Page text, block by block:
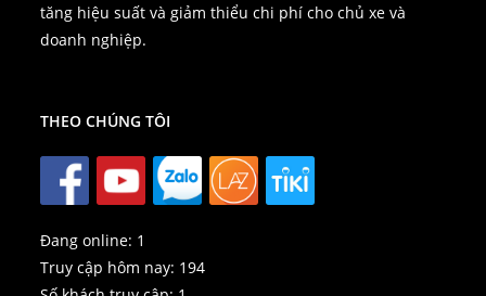
tăng hiệu suất và giảm thiểu chi phí cho chủ xe và
doanh nghiệp.
THEO CHÚNG TÔI
Đang online: 1
Truy cập hôm nay: 194